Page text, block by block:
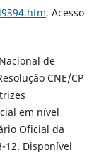
. Acesso
de
CNE/CP
em nível
Oficial da
12. Disponível